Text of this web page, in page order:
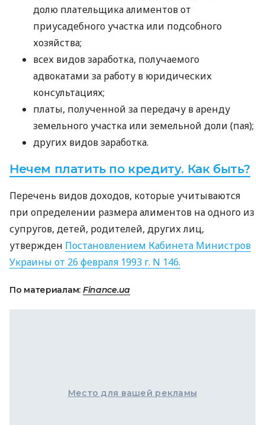
долю плательщика алиментов от
приусадебного участка или подсобного
хозяйства;
всех видов заработка, получаемого
адвокатами за работу в юридических
консультациях;
платы, полученной за передачу в аренду
земельного участка или земельной доли (пая);
других видов заработка.
Нечем платить по кредиту. Как быть?
Перечень видов доходов, которые учитываются
при определении размера алиментов на одного из
супругов, детей, родителей, других лиц,
утвержден Постановлением Кабинета Министров
Украины от 26 февраля 1993 г. N 146.
По материалам: Finance.ua
Место для вашей рекламы